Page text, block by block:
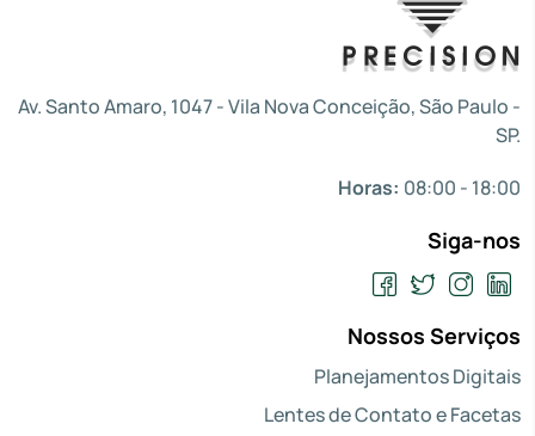
Av. Santo Amaro, 1047 - Vila Nova Conceição, São Paulo -
SP.
Horas: 08:00 - 18:00
Siga-nos
Nossos Serviços
Planejamentos Digitais
Lentes de Contato e Facetas